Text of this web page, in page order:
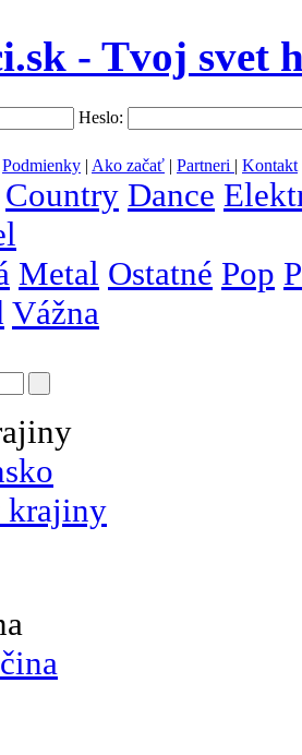
- Tvoj svet
Heslo:
Podmienky | Ako začať | Partneri | Kontakt
Country Dance
Metal Ostatné Pop
Vážna
krajiny